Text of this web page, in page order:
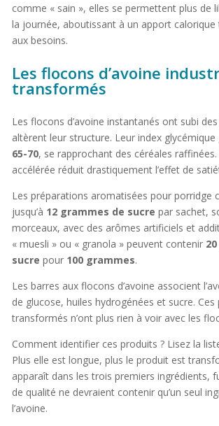
comme « sain », elles se permettent plus de
la journée, aboutissant à un apport
aux besoins.
Les flocons d’avoine
transformés
Les flocons d’avoine instantanés ont subi
altèrent leur structure. Leur index glycémique
65-70, se rapprochant des céréales
accélérée réduit drastiquement l’effet de
Les préparations aromatisées pour porridge
jusqu’à 12 grammes de sucre par sachet,
morceaux, avec des arômes artificiels et
« muesli » ou « granola » peuvent contenir
sucre pour 100 grammes.
Les barres aux flocons d’avoine associent
de glucose, huiles hydrogénées et sucre.
transformés n’ont plus rien à voir avec les
Comment identifier ces produits ? Lisez la
Plus elle est longue, plus le produit est
apparaît dans les trois premiers ingrédients,
de qualité ne devraient contenir qu’un seul
l’avoine.